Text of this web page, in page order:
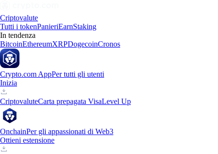
Criptovalute
Tutti i tokenPanieriEarnStaking
In tendenza
BitcoinEthereumXRPDogecoinCronos
Crypto.com AppPer tutti gli utenti
Inizia
CriptovaluteCarta prepagata VisaLevel Up
OnchainPer gli appassionati di Web3
Ottieni estensione